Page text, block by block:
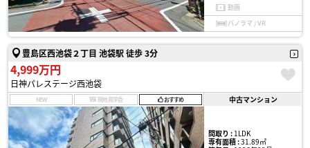
動画
パノラマ / VR
豊島区西池袋２丁目 池袋駅 徒歩 3分
4,999万円
日神パレステージ西池袋
NEW 現地見学会 おすすめ 中古マンション
間取り :1LDK
専有面積 :31.89㎡